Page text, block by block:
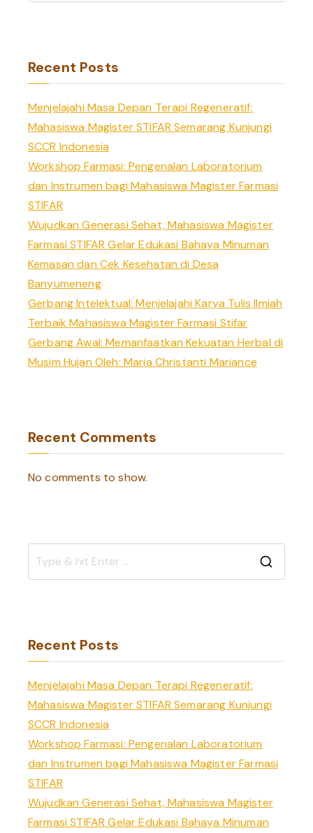
Recent Posts
Menjelajahi Masa Depan Terapi Regeneratif:
Mahasiswa Magister STIFAR Semarang Kunjungi
SCCR Indonesia
Workshop Farmasi: Pengenalan Laboratorium
dan Instrumen bagi Mahasiswa Magister Farmasi
STIFAR
Wujudkan Generasi Sehat, Mahasiswa Magister
Farmasi STIFAR Gelar Edukasi Bahaya Minuman
Kemasan dan Cek Kesehatan di Desa
Banyumeneng
Gerbang Intelektual: Menjelajahi Karya Tulis Ilmiah
Terbaik Mahasiswa Magister Farmasi Stifar
Gerbang Awal: Memanfaatkan Kekuatan Herbal di
Musim Hujan Oleh: Maria Christanti Mariance
Recent Comments
No comments to show.
Recent Posts
Menjelajahi Masa Depan Terapi Regeneratif:
Mahasiswa Magister STIFAR Semarang Kunjungi
SCCR Indonesia
Workshop Farmasi: Pengenalan Laboratorium
dan Instrumen bagi Mahasiswa Magister Farmasi
STIFAR
Wujudkan Generasi Sehat, Mahasiswa Magister
Farmasi STIFAR Gelar Edukasi Bahaya Minuman